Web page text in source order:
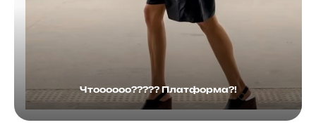
Чтоооооо????? Платформа?!